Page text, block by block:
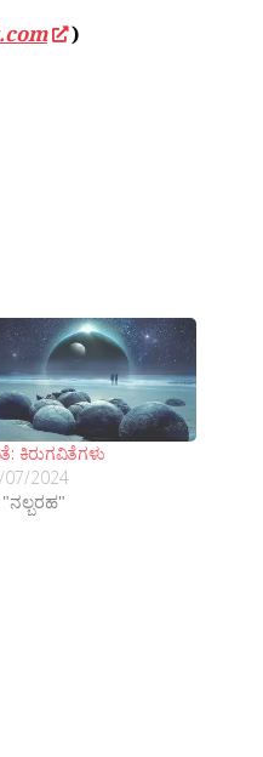
)
ಕಿರುಗವಿತೆಗಳು
07/2024